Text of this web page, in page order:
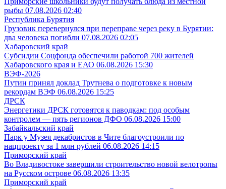
рыбы 07.08.2026 02:40
Республика Бурятия
Грузовик перевернулся при переправе через реку в Бурятии:
два человека погибли 07.08.2026 02:05
Хабаровский край
Субсидии Соцфонда обеспечили работой 700 жителей
Хабаровского края и ЕАО 06.08.2026 15:30
ВЭФ-2026
Путин принял доклад Трутнева о подготовке к новым
рекордам ВЭФ 06.08.2026 15:25
ДРСК
Энергетики ДРСК готовятся к паводкам: под особым
контролем — пять регионов ДФО 06.08.2026 15:00
Забайкальский край
Парк у Музея декабристов в Чите благоустроили по
нацпроекту за 1 млн рублей 06.08.2026 14:15
Приморский край
Во Владивостоке завершили строительство новой велотропы
на Русском острове 06.08.2026 13:35
Приморский край